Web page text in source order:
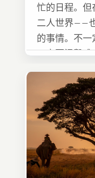
忙的日程。但
二人世界——
的事情。不
一定要温馨难